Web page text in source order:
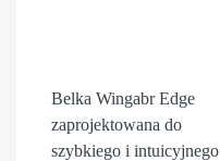
Belka Wingabr Edge
zaprojektowana do
szybkiego i intuicyjnego